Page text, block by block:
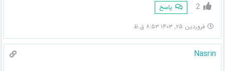
2 پاسخ
فروردین ۲۵, ۱۴۰۳ ۸:۵۳ ق.ظ
Nasrin